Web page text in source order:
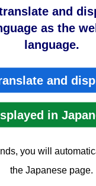
and
as the
language.
and
in
you will
the Japanese page.
示 カ
2025年10月
火 水 木
7 8 9